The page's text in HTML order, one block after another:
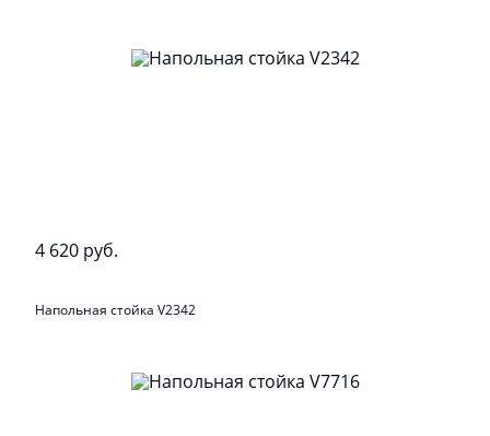
4 620 руб.
Напольная стойка V2342